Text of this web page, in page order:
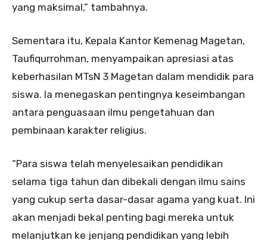
yang maksimal,” tambahnya.
Sementara itu, Kepala Kantor Kemenag Magetan,
Taufiqurrohman, menyampaikan apresiasi atas
keberhasilan MTsN 3 Magetan dalam mendidik para
siswa. Ia menegaskan pentingnya keseimbangan
antara penguasaan ilmu pengetahuan dan
pembinaan karakter religius.
“Para siswa telah menyelesaikan pendidikan
selama tiga tahun dan dibekali dengan ilmu sains
yang cukup serta dasar-dasar agama yang kuat. Ini
akan menjadi bekal penting bagi mereka untuk
melanjutkan ke jenjang pendidikan yang lebih